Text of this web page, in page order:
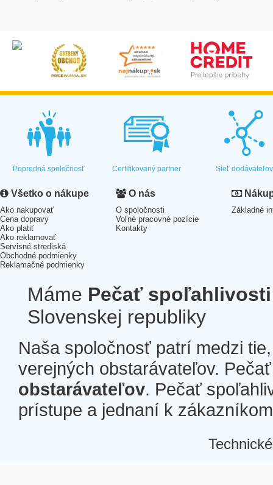
Popredná spoločnosť Certifikovaný partner Sieť dodávateľov
Všetko o nákupe
Ako nakupovať
Cena dopravy
Ako platiť
Ako reklamovať
Servisné strediská
Obchodné podmienky
Reklamačné podmienky
O nás
O spoločnosti
Voľné pracovné pozície
Kontakty
Základné
Máme Pečať spoľahlivosti
Slovenskej republiky
Naša spoločnosť patrí medzi
verejných obstarávateľov.
obstarávateľov. Pečať
prístupe a jednaní k